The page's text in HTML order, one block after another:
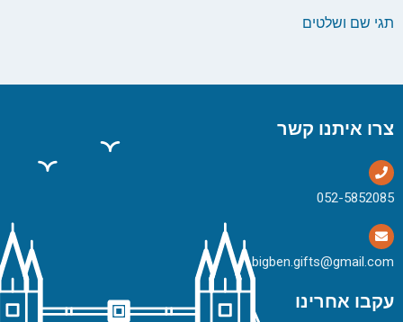
תגי שם ושלטים
צרו איתנו קשר
bigben.gifts@gmail.com
עקבו אחרינו